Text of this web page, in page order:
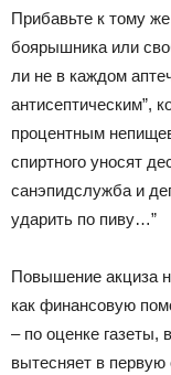
Прибавьте к тому
боярышника или
ли не в каждом
антисептическим”,
процентным
спиртного уносят
санэпидслужба и
ударить по пиву…”
Повышение акциза
как финансовую
– по оценке газеты,
вытесняет в первую